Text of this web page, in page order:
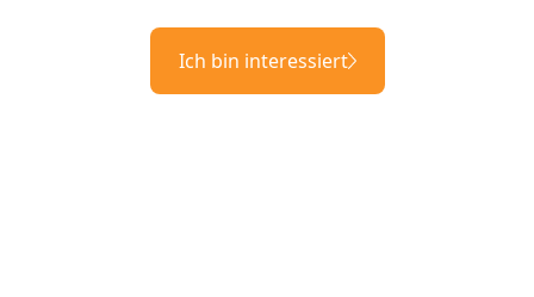
Ich bin interessiert